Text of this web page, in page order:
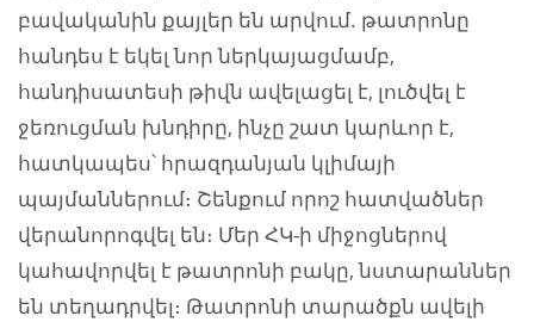
բավականին քայլեր են արվում. թատրոնը
հանդես է եկել նոր ներկայացմամբ,
հանդիսատեսի թիվն ավելացել է, լուծվել է
ջեռուցման խնդիրը, ինչը շատ կարևոր է,
հատկապես՝ հրազդանյան կլիմայի
պայմաններում։ Շենքում որոշ հատվածներ
վերանորոգվել են։ Մեր ՀԿ-ի միջոցներով
կահավորվել է թատրոնի բակը, նստարաններ
են տեղադրվել։ Թատրոնի տարածքն ավելի